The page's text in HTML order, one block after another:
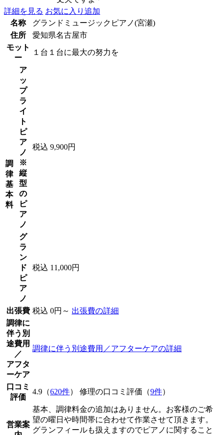
詳細を見る お気に入り追加
名称
グランドミュージックピアノ(宮瀬)
住所
愛知県名古屋市
モット
ー
１台１台に最大の努力を
調
律
基
本
料
ア
ッ
プ
ラ
イ
ト
ピ
ア
ノ
※
縦
型
の
ピ
ア
ノ
税込 9,900円
グ
ラ
ン
ド
ピ
ア
ノ
税込 11,000円
出張費 税込 0円～ 出張費の詳細
調律に
伴う別
途費用
／
アフタ
ーケア
調律に伴う別途費用／アフターケアの詳細
口コミ
評価
4.9（620件） 修理の口コミ評価（9件）
営業案
基本、調律料金の追加はありません。お客様のご希
望の曜日や時間帯に合わせて作業させて頂きます。
グランフィールも扱えますのでピアノに関すること